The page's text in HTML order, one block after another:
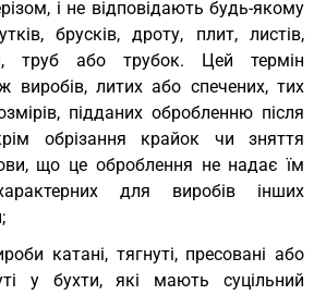
і не відповідають будь-якому
брусків, дроту, плит, листів,
труб або трубок. Цей термін
виробів, литих або спечених, тих
підданих обробленню після
обрізання крайок чи зняття
що це оброблення не надає їм
для виробів інших
катані, тягнуті, пресовані або
у бухти, які мають суцільний